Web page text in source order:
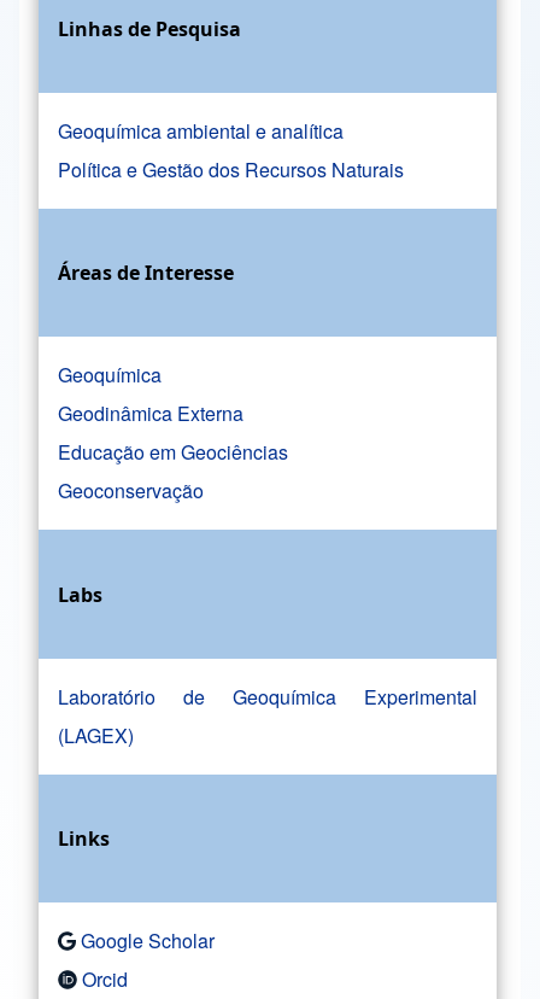
Linhas de Pesquisa
Geoquímica ambiental e analítica
Política e Gestão dos Recursos Naturais
Áreas de Interesse
Geoquímica
Geodinâmica Externa
Educação em Geociências
Geoconservação
Labs
Laboratório de Geoquímica Experimental
(LAGEX)
Links
Google Scholar
Orcid